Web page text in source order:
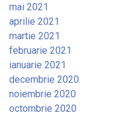
mai 2021
aprilie 2021
martie 2021
februarie 2021
ianuarie 2021
decembrie 2020
noiembrie 2020
octombrie 2020